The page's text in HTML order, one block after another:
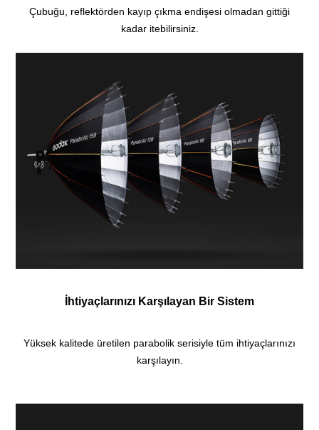
Çubuğu, reflektörden kayıp çıkma endişesi olmadan gittiği
kadar itebilirsiniz.
İhtiyaçlarınızı Karşılayan Bir Sistem
Yüksek kalitede üretilen parabolik serisiyle tüm ihtiyaçlarınızı
karşılayın.